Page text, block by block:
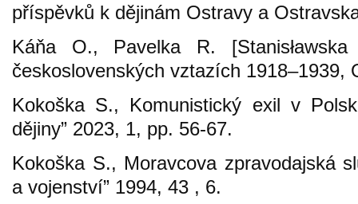
příspěvků k dějinám Ostravy a
Káňa O., Pavelka R.
československých vztazích 1918–1939,
Kokoška S., Komunistický exil v
dějiny” 2023, 1, pp. 56-67.
Kokoška S., Moravcova zpravodajská
a vojenství” 1994, 43 , 6.